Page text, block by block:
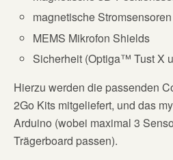
magnetische Stromsensoren
MEMS Mikrofon Shields
Sicherheit (Optiga™ Tust X
Hierzu werden die passenden
2Go Kits mitgeliefert, und das
Arduino (wobei maximal 3
Trägerboard passen).